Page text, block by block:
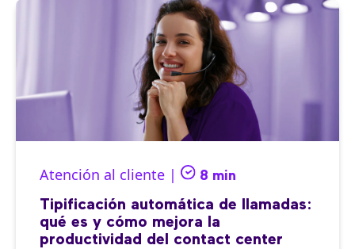
Atención al cliente | 8 min
Tipificación automática de llamadas:
qué es y cómo mejora la
productividad del contact center